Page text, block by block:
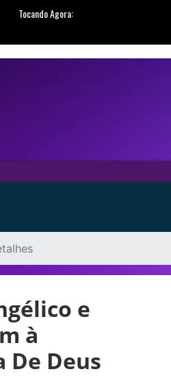
e
à
De Deus